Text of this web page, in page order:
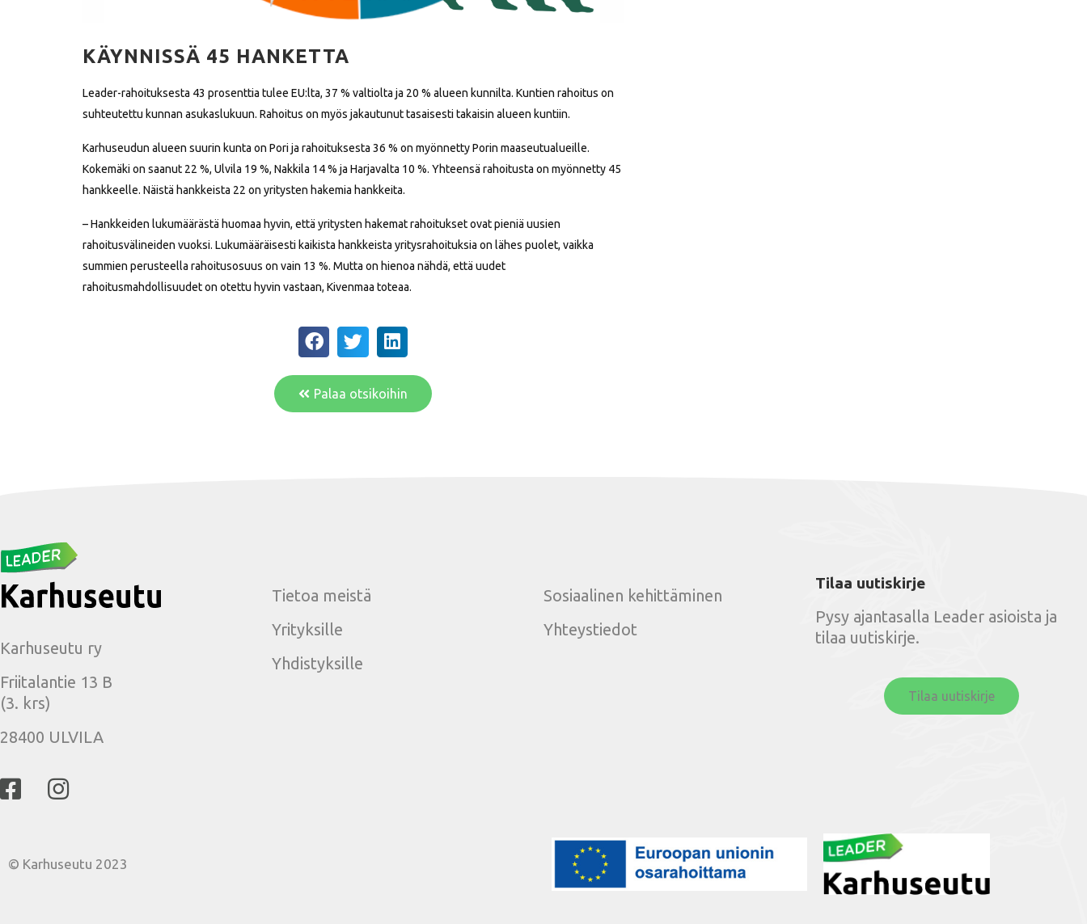
KÄYNNISSÄ 45 HANKETTA
Leader-rahoituksesta 43 prosenttia tulee EU:lta, 37 % valtiolta ja 20 % alueen kunnilta. Kuntien rahoitus on
suhteutettu kunnan asukaslukuun. Rahoitus on myös jakautunut tasaisesti takaisin alueen kuntiin.
Karhuseudun alueen suurin kunta on Pori ja rahoituksesta 36 % on myönnetty Porin maaseutualueille.
Kokemäki on saanut 22 %, Ulvila 19 %, Nakkila 14 % ja Harjavalta 10 %. Yhteensä rahoitusta on myönnetty 45
hankkeelle. Näistä hankkeista 22 on yritysten hakemia hankkeita.
– Hankkeiden lukumäärästä huomaa hyvin, että yritysten hakemat rahoitukset ovat pieniä uusien
rahoitusvälineiden vuoksi. Lukumääräisesti kaikista hankkeista yritysrahoituksia on lähes puolet, vaikka
summien perusteella rahoitusosuus on vain 13 %. Mutta on hienoa nähdä, että uudet
rahoitusmahdollisuudet on otettu hyvin vastaan, Kivenmaa toteaa.
Palaa otsikoihin
Karhuseutu ry
Friitalantie 13 B
(3. krs)
28400 ULVILA
Tietoa meistä
Yrityksille
Yhdistyksille
Sosiaalinen kehittäminen
Yhteystiedot
Tilaa uutiskirje
Pysy ajantasalla Leader asioista ja
tilaa uutiskirje.
Tilaa uutiskirje
© Karhuseutu 2023